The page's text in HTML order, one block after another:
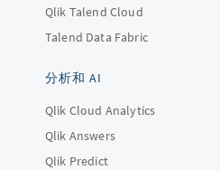
Qlik Talend Cloud
Talend Data Fabric
分析和 AI
Qlik Cloud Analytics
Qlik Answers
Qlik Predict